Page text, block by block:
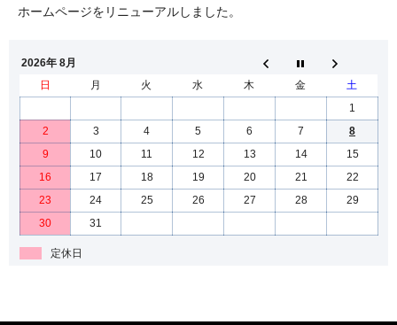
ホームページをリニューアルしました。
2026年 8月
日
月 火 水 木 金
土
1
2
3 4 5 6 7
8
9
10 11 12 13 14
15
16
17 18 19 20 21
22
23
24 25 26 27 28
29
30
31
定休日